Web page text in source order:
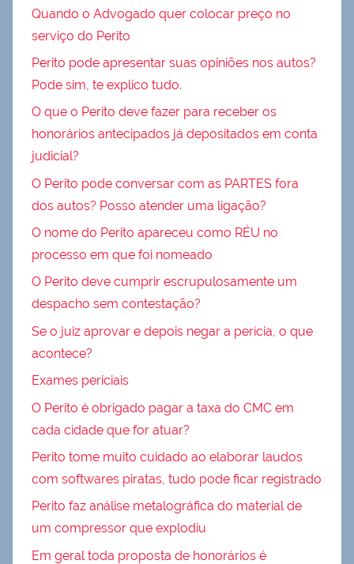
Quando o Advogado quer colocar preço no
serviço do Perito
Perito pode apresentar suas opiniões nos autos?
Pode sim, te explico tudo.
O que o Perito deve fazer para receber os
honorários antecipados já depositados em conta
judicial?
O Perito pode conversar com as PARTES fora
dos autos? Posso atender uma ligação?
O nome do Perito apareceu como RÉU no
processo em que foi nomeado
O Perito deve cumprir escrupulosamente um
despacho sem contestação?
Se o juiz aprovar e depois negar a perícia, o que
acontece?
Exames periciais
O Perito é obrigado pagar a taxa do CMC em
cada cidade que for atuar?
Perito tome muito cuidado ao elaborar laudos
com softwares piratas, tudo pode ficar registrado
Perito faz análise metalográfica do material de
um compressor que explodiu
Em geral toda proposta de honorários é